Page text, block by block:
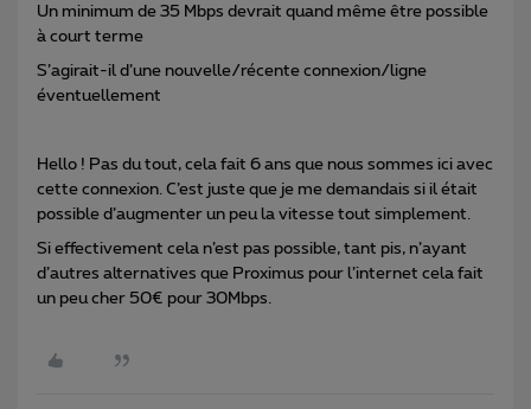
Un minimum de 35 Mbps devrait quand même être possible
à court terme
S’agirait-il d’une nouvelle/récente connexion/ligne
éventuellement
Hello ! Pas du tout, cela fait 6 ans que nous sommes ici avec
cette connexion. C’est juste que je me demandais si il était
possible d’augmenter un peu la vitesse tout simplement.
Si effectivement cela n’est pas possible, tant pis, n’ayant
d’autres alternatives que Proximus pour l’internet cela fait
un peu cher 50€ pour 30Mbps.